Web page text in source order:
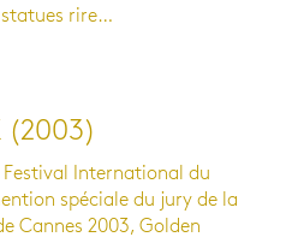
rire…
(2003)
International du
spéciale du jury de la
Cannes 2003, Golden